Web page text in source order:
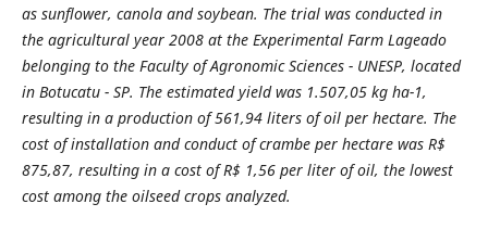
as sunflower, canola and soybean. The trial was conducted in
the agricultural year 2008 at the Experimental Farm Lageado
belonging to the Faculty of Agronomic Sciences - UNESP, located
in Botucatu - SP. The estimated yield was 1.507,05 kg ha-1,
resulting in a production of 561,94 liters of oil per hectare. The
cost of installation and conduct of crambe per hectare was R$
875,87, resulting in a cost of R$ 1,56 per liter of oil, the lowest
cost among the oilseed crops analyzed.